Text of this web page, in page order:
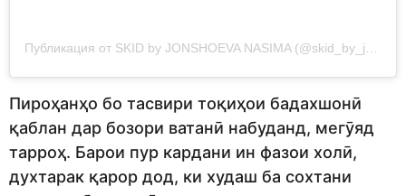
Пироҳанҳо бо тасвири тоқиҳои бадахшонӣ
қаблан дар бозори ватанӣ набуданд, мегӯяд
тарроҳ. Барои пур кардани ин фазои холӣ,
духтарак қарор дод, ки худаш ба сохтани